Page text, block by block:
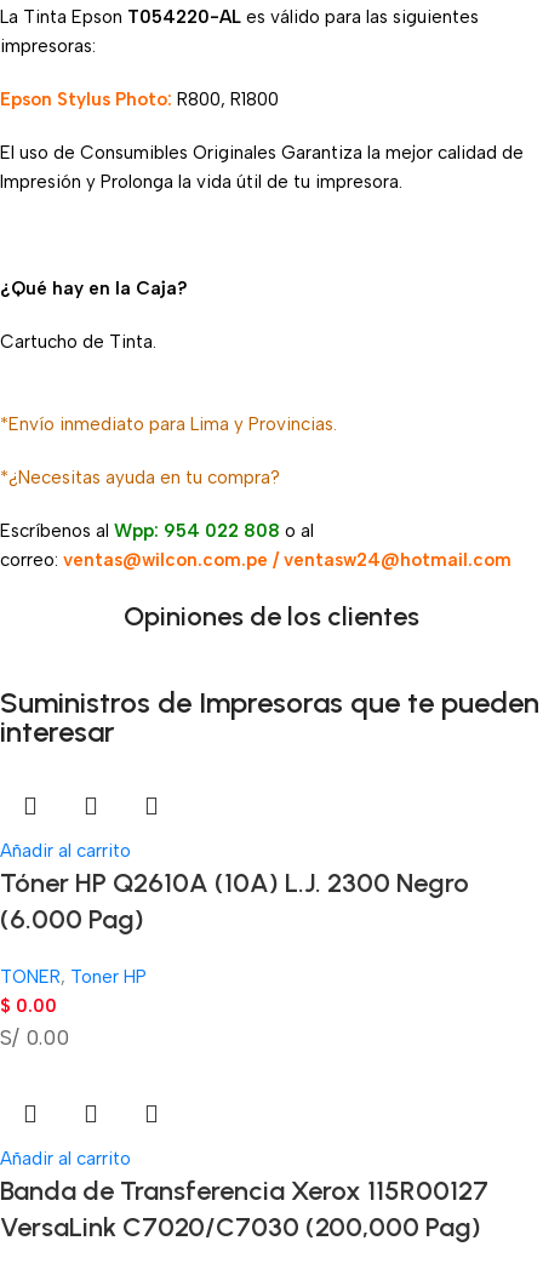
La Tinta Epson T054220-AL es válido para las siguientes
impresoras:
Epson Stylus Photo: R800, R1800
El uso de Consumibles Originales Garantiza la mejor calidad de
Impresión y Prolonga la vida útil de tu impresora.
¿Qué hay en la Caja?
Cartucho de Tinta.
*Envío inmediato para Lima y Provincias.
*¿Necesitas ayuda en tu compra?
Escríbenos al Wpp: 954 022 808 o al
correo: ventas@wilcon.com.pe / ventasw24@hotmail.com
Opiniones de los clientes
Suministros de Impresoras que te pueden
interesar
Añadir al carrito
Tóner HP Q2610A (10A) L.J. 2300 Negro
(6.000 Pag)
TONER, Toner HP
$ 0.00
S/ 0.00
Añadir al carrito
Banda de Transferencia Xerox 115R00127
VersaLink C7020/C7030 (200,000 Pag)